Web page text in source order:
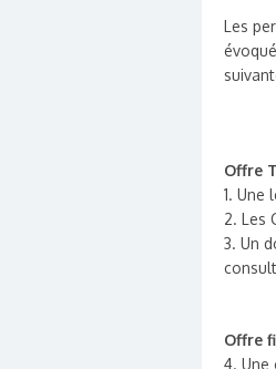
Les
Offre
1. Une
2. Les
3. Un
Offre
4. Une